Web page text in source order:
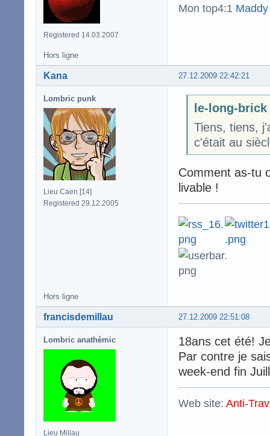
Registered 14.03.2007
Mon top4:1
Hors ligne
27.12.2009 22:42:21
Kana
Lombric punk
Lieu Caen [14]
Registered 29.12.2005
le-long-
Tiens, tiens,
c'était au
Comment as-tu
livable !
Hors ligne
27.12.2009 22:51:08
francisdemillau
Lombric anathèmic
Lieu Millau
18ans cet été!
Par contre je
week-end fin
Web site: Anti-